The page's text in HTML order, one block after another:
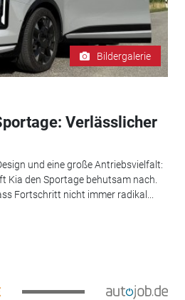
Bildergalerie
Verlässlicher
und eine große Antriebsvielfalt:
Kia den Sportage behutsam nach.
Fortschritt nicht immer radikal...